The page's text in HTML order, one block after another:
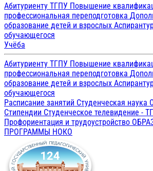
Абитуриенту ТГПУ Повышение
профессиональная переподготовка
образование детей и взрослых
обучающегося
Учёба
Абитуриенту ТГПУ Повышение
профессиональная переподготовка
образование детей и взрослых
обучающегося
Расписание занятий Студенческая наука
Стипендии Студенческое телевидение -
Профориентация и трудоустройство
ПРОГРАММЫ НОКО